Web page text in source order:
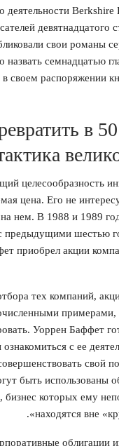
деятельности
девятнадцатого
свои романы
семнадцатью
своем распоряжении
в
целесообразность
цена. Его не
нем. В 1988 и 1989
предыдущими шестью
приобрел акции
тех компаний,
примерами,
Уоррен Баффет
с ее
свой
быть использованы
которых ему
находятся вне
облигации